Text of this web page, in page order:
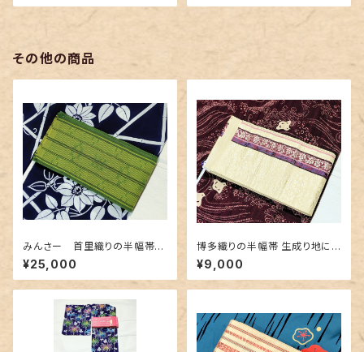
その他の商品
みんさー 首里織りの半幅帯
深緑色
¥25,000
博多織りの半幅帯 生成り地に
豪華な地紋＆赤紫色
¥9,000